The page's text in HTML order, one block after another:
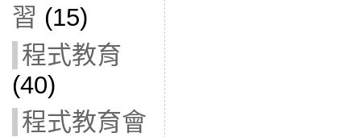
習 (15)
程式教育
(40)
程式教育會